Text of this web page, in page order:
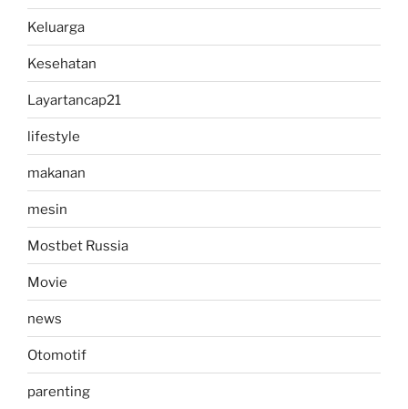
Keluarga
Kesehatan
Layartancap21
lifestyle
makanan
mesin
Mostbet Russia
Movie
news
Otomotif
parenting